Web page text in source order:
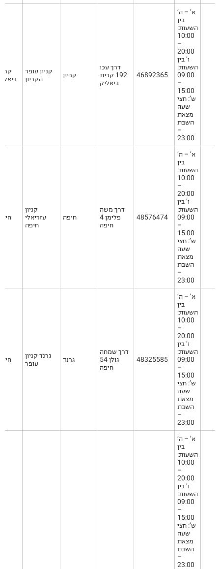
קניון עופר
הקריון
קריון
דרך עכו
192 קרית
ביאליק
46892365
א’ – ה’
בין
השעות:
10:00
–
20:00
ו’ בין
השעות:
09:00
–
15:00
ש’: חצי
שעה
מצאת
השבת
–
23:00
קניון
עזריאלי
חיפה
חיפה
דרך משה
פלימן 4
חיפה
48576474
א’ – ה’
בין
השעות:
10:00
–
20:00
ו’ בין
השעות:
09:00
–
15:00
ש’: חצי
שעה
מצאת
השבת
–
23:00
גרנד קניון
עופר
גרנד
דרך שמחה
גולן 54
חיפה
48325585
א’ – ה’
בין
השעות:
10:00
–
20:00
ו’ בין
השעות:
09:00
–
15:00
ש’: חצי
שעה
מצאת
השבת
–
23:00
א’ – ה’
בין
השעות:
10:00
–
20:00
ו’ בין
השעות:
09:00
–
15:00
ש’: חצי
שעה
מצאת
השבת
–
23:00